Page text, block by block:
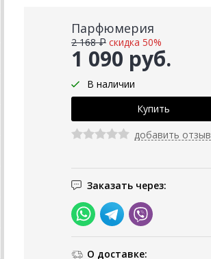
Парфюмерия
1 090 руб.
2 168 ₽ скидка 50%
В наличии
добавить отзыв
Заказать через:
О доставке: